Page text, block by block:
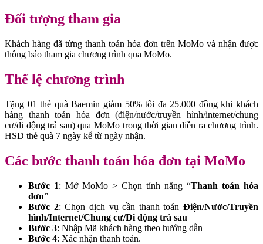
Đối tượng tham gia
Khách hàng đã từng thanh toán hóa đơn trên MoMo và nhận được
thông báo tham gia chương trình qua MoMo.
Thể lệ chương trình
Tặng 01 thẻ quà Baemin giảm 50% tối đa 25.000 đồng khi khách
hàng thanh toán hóa đơn (điện/nước/truyền hình/internet/chung
cư/di động trả sau) qua MoMo trong thời gian diễn ra chương trình.
HSD thẻ quà 7 ngày kể từ ngày nhận.
Các bước thanh toán hóa đơn tại MoMo
Bước 1: Mở MoMo > Chọn tính năng “Thanh toán hóa
đơn”
Bước 2: Chọn dịch vụ cần thanh toán Điện/Nước/Truyền
hình/Internet/Chung cư/Di động trả sau
Bước 3: Nhập Mã khách hàng theo hướng dẫn
Bước 4: Xác nhận thanh toán.